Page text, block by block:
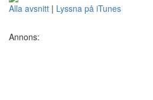
Alla avsnitt | Lyssna på iTunes
Annons: